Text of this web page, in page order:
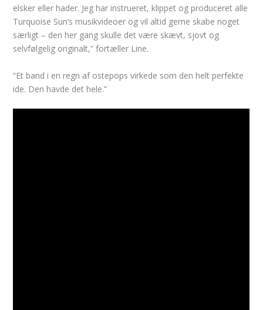
elsker eller hader. Jeg har instrueret, klippet og produceret alle
Turquoise Sun’s musikvideoer og vil altid gerne skabe noget
særligt – den her gang skulle det være skævt, sjovt og
selvfølgelig originalt,” fortæller Line.
“Et band i en regn af ostepops virkede som den helt perfekte
ide. Den havde det hele.”